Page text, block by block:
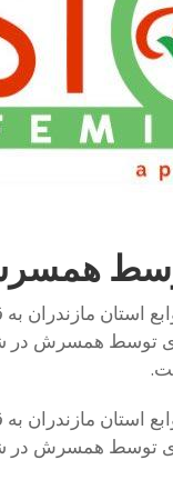
مازندران
یک زن جوان با هویت
مازندران